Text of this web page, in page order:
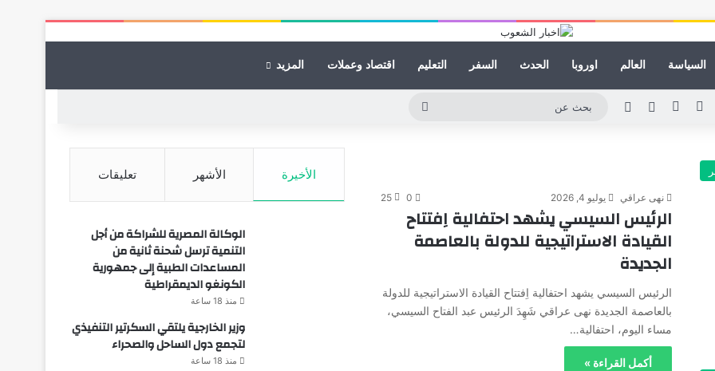
السياسة العالم اوروبا الحدث السفر التعليم اقتصاد وعملات المزيد
لينكدإنيوتيوب انستقراممقال عشوائي
الوضع المظلم
نهى عراقي يوليو 4, 2026 0
25
الرئيس السيسي يشهد احتفالية اِفتتاح
القيادة الاستراتيجية للدولة بالعاصمة
الجديدة
الرئيس السيسي يشهد احتفالية اِفتتاح القيادة الاستراتيجية للدولة
بالعاصمة الجديدة نهى عراقي شَهِدَ الرئيس عبد الفتاح السيسي،
مساء اليوم، احتفالية…
أكمل القراءة »
الأخيرة الأشهر تعليقات
الوكالة المصرية للشراكة من أجل
التنمية ترسل شحنة ثانية من
المساعدات الطبية إلى جمهورية
الكونغو الديمقراطية
منذ 18 ساعة
وزير الخارجية يلتقي السكرتير التنفيذي
لتجمع دول الساحل والصحراء
منذ 18 ساعة